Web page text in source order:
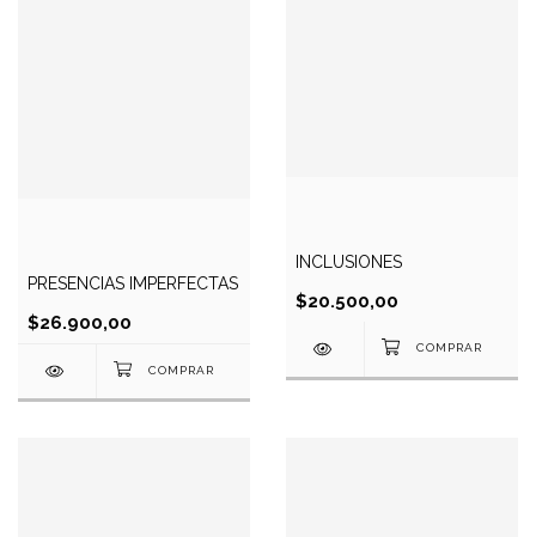
PRESENCIAS IMPERFECTAS
$26.900,00
INCLUSIONES
$20.500,00